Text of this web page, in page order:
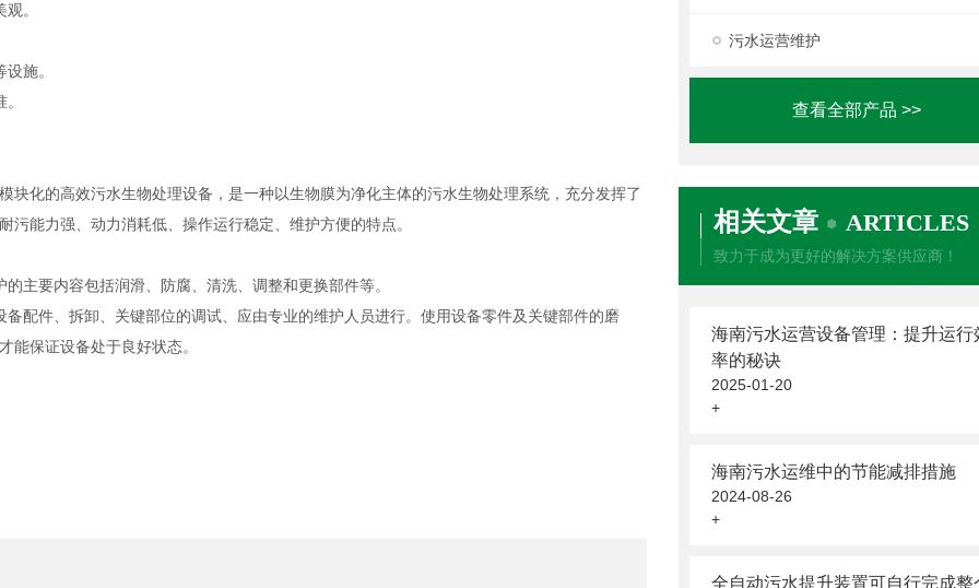
污水运营维护
查看全部产品 >>
相关文章 ARTICLES
致力于成为更好的解决方案供应商！
海南污水运营设备管理：提升运行
率的秘诀
2025-01-20
+
海南污水运维中的节能减排措施
2024-08-26
+
全自动污水提升装置可自行完成整
。
施。
块化的高效污水生物处理设备，是一种以生物膜为净化主体的污水生物处理系统，充分发挥了
能力强、动力消耗低、操作运行稳定、维护方便的特点。
主要内容包括润滑、防腐、清洗、调整和更换部件等。
配件、拆卸、关键部位的调试、应由专业的维护人员进行。使用设备零件及关键部件的磨
能保证设备处于良好状态。